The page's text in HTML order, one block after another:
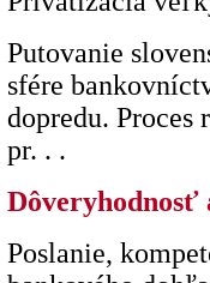
Putovanie
sfére
dopredu. Proces
pr. . .
Dôveryhodnosť
Poslanie,